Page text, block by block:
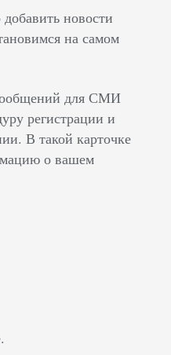
новости
на самом
для СМИ
регистрации и
В такой карточке
о вашем